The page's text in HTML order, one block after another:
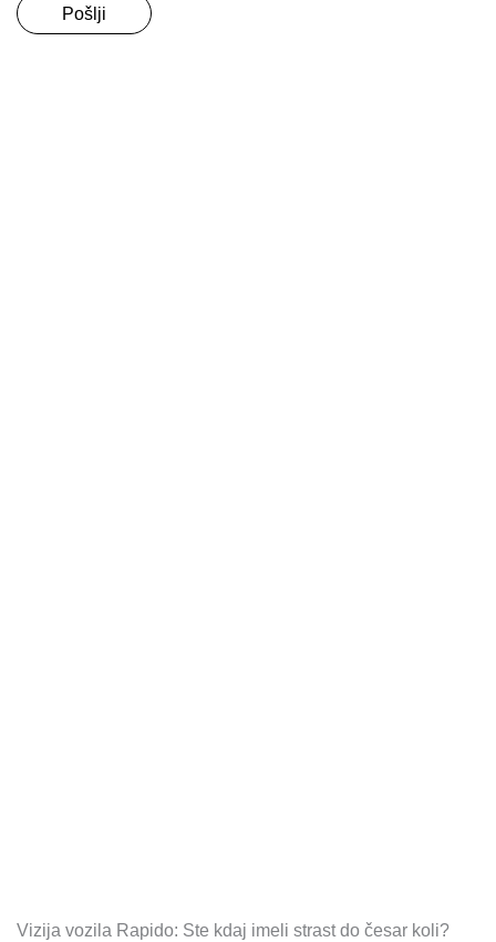
Pošlji
Vizija vozila Rapido: Ste kdaj imeli strast do česar koli?